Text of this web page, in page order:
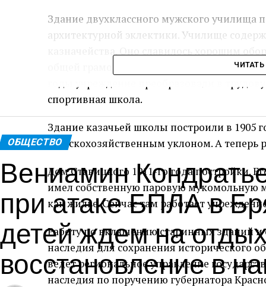
Здание двухклассного мужского училища
архитектурной эклектики. Училище
общей грамоты, в учебном заведении
спортивная школа.
Здание казачьей школы построили в 1905
сельскохозяйственным уклоном. А теперь
Дом Ставицкого 1911-го года постройки.
имел собственную паровую мукомольную
как жилье. Сейчас там работает
Работу по включению старинных зданий и
наследия для сохранения исторического
ведет региональное управление
наследия по поручению губернатора
ОБЩЕСТВО
Вениамин
при атаке БПЛА в
детей ждем на
восстановление в